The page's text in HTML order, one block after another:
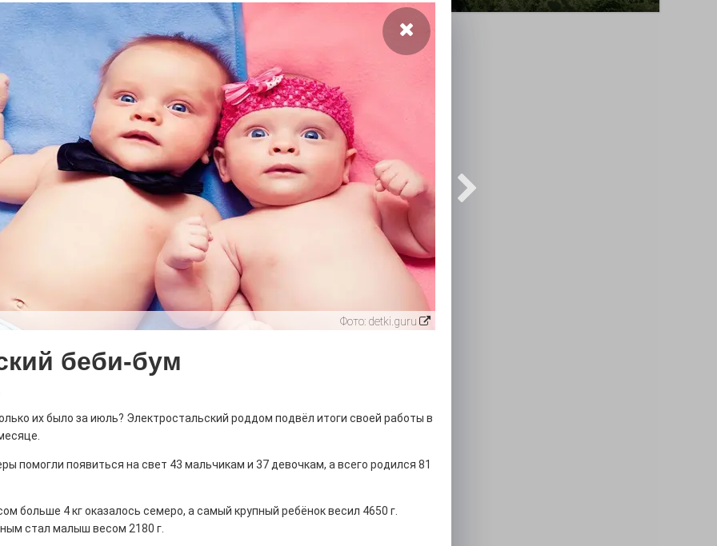
АФИША
поделиться
0
в разрезе истории города?
правда?
литературе и детям
0
зарекомендовала себя флагманом
раз этот статус подтвердили
— одно на всех
героизма» — новый масштабный проект,
приглашает к себе
Фото: detki.guru
беби-бум
их было за июль? Электростальский роддом подвёл итоги своей работы в
помогли появиться на свет 43 мальчикам и 37 девочкам, а всего родился 81
больше 4 кг оказалось семеро, а самый крупный ребёнок весил 4650 г.
стал малыш весом 2180 г.